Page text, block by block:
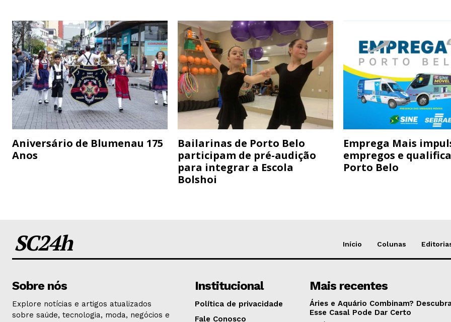
Aniversário de Blumenau 175
Anos
Bailarinas de Porto Belo
participam de pré-audição
para integrar a Escola
Bolshoi
Emprega Mais
empregos e
Porto Belo
SC24h Início Colunas
Sobre nós
Explore notícias e artigos atualizados
sobre saúde, tecnologia, moda, negócios e
Institucional
Política de privacidade
Fale Conosco
Mais recentes
Áries e Aquário Combinam?
Esse Casal Pode Dar Certo